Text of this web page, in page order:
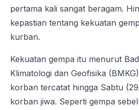
pertama kali sangat beragam.
kepastian tentang kekuatan
kurban.
Kekuatan gempa itu menurut
Klimatologi dan Geofisika
korban tercatat hingga Sabtu
korban jiwa. Seperti gempa